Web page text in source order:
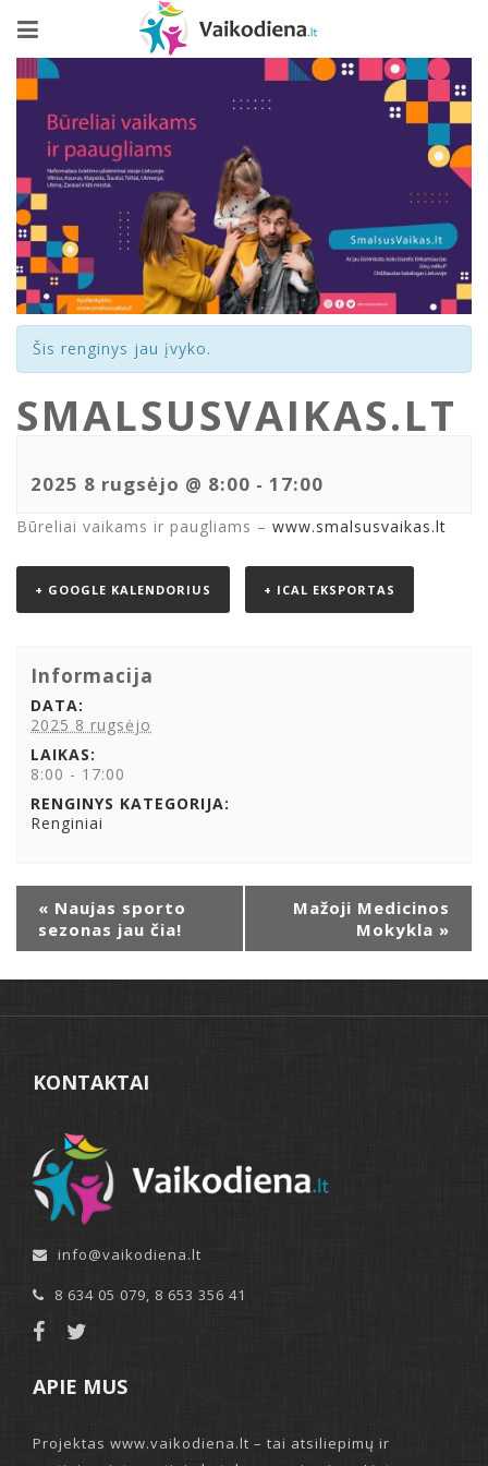
Šis renginys jau įvyko.
SMALSUSVAIKAS.LT
2025 8 rugsėjo @ 8:00 - 17:00
Būreliai vaikams ir paugliams – www.smalsusvaikas.lt
+ GOOGLE KALENDORIUS + ICAL EKSPORTAS
Informacija
DATA:
2025 8 rugsėjo
LAIKAS:
8:00 - 17:00
RENGINYS KATEGORIJA:
Renginiai
navigacija
« Naujas sporto
sezonas jau čia!
Mažoji Medicinos
Mokykla »
KONTAKTAI
info@vaikodiena.lt
8 634 05 079, 8 653 356 41
APIE MUS
Projektas www.vaikodiena.lt – tai atsiliepimų ir